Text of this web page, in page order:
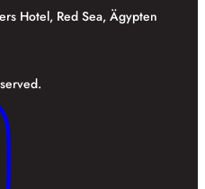
Hotel, Red Sea, Ägypten